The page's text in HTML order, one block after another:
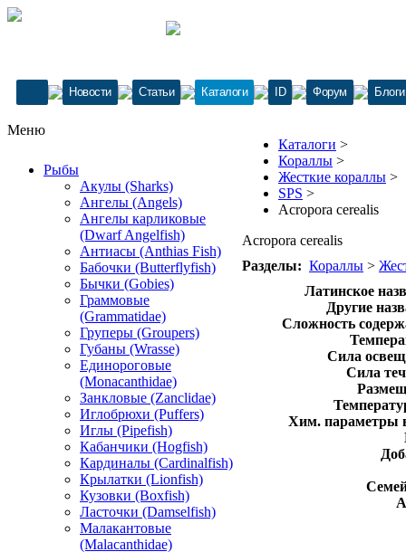
Новости Статьи Каталоги ID Форум Блоги
Меню
Рыбы
Акулы (Sharks)
Ангелы (Angels)
Ангелы карликовые
(Dwarf Angelfish)
Антиасы (Anthias Fish)
Бабочки (Butterflyfish)
Бычки (Gobies)
Граммовые
(Grammatidae)
Груперы (Groupers)
Губаны (Wrasse)
Единороговые
(Monacanthidae)
Занкловые (Zanclidae)
Иглобрюхи (Puffers)
Иглы (Pipefish)
Кабанчики (Hogfish)
Кардиналы (Cardinalfish)
Крылатки (Lionfish)
Кузовки (Boxfish)
Ласточки (Damselfish)
Малакантовые
(Malacanthidae)
Каталоги >
Кораллы >
Жесткие кораллы >
SPS >
Acropora cerealis
Acropora cerealis
Разделы: Кораллы >
Латинское
Другие
Сложность
Сила
Сила
Хим. параметры